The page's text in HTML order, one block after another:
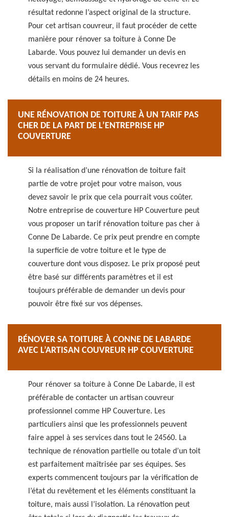
résultat redonne l’aspect original de la structure.
Pour cet artisan couvreur, il faut procéder de cette
manière pour rénover sa toiture à Conne De
Labarde. Vous pouvez lui demander un devis en
vous servant du formulaire dédié. Vous recevrez les
détails en moins de 24 heures.
UNE RÉNOVATION DE TOITURE À UN TARIF PAS
CHER DE LA PART DE L’ENTREPRISE HP
COUVERTURE
Si la réalisation d’une rénovation de toiture fait
partie de votre projet pour votre maison, vous
devez savoir le prix que cela pourrait vous coûter.
Notre entreprise de couverture HP Couverture peut
vous proposer un tarif rénovation toiture pas cher à
Conne De Labarde. Ce prix peut prendre en compte
la superficie de votre toiture et le type de
couverture dont vous disposez. Le prix proposé peut
être basé sur différents paramètres et il est
toujours préférable de demander un devis pour
pouvoir être fixé sur vos dépenses.
RÉNOVER SA TOITURE À CONNE DE LABARDE
AVEC L’ARTISAN COUVREUR HP COUVERTURE
Pour rénover sa toiture à Conne De Labarde, il est
préférable de contacter un artisan couvreur
professionnel comme HP Couverture. Les
particuliers ainsi que les professionnels peuvent
faire appel à ses services dans tout le 24560. La
technique de rénovation partielle ou totale d’un toit
est parfaitement maîtrisée par ses équipes. Ses
experts commencent toujours par la vérification de
l’état du revêtement et les éléments constituant la
toiture, mais aussi l’isolation. La rénovation peut